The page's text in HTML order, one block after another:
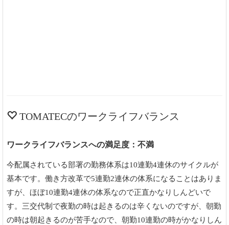
TOMATECのワークライフバランス
ワークライフバランスへの満足度：不満
今配属されている部署の勤務体系は10連勤4連休のサイクルが
基本です。働き方改革で5連勤2連休の体系になることはありま
すが、ほぼ10連勤4連休の体系なので正直かなりしんどいで
す。三交代制で夜勤の時は起きるのは辛くないのですが、朝勤
の時は朝起きるのが苦手なので、朝勤10連勤の時がかなりしん